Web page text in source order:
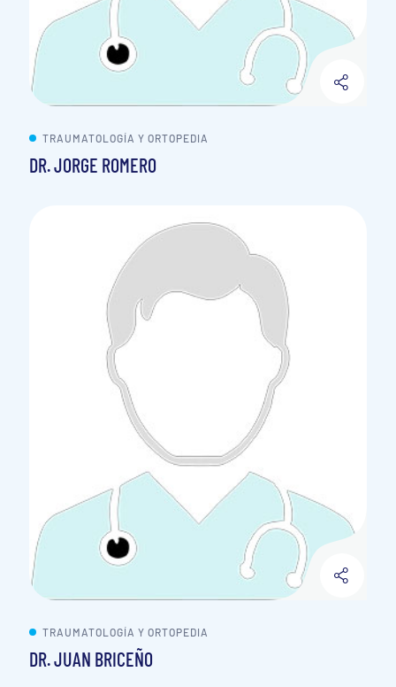
TRAUMATOLOGÍA Y ORTOPEDIA
DR. JORGE ROMERO
TRAUMATOLOGÍA Y ORTOPEDIA
DR. JUAN BRICEÑO